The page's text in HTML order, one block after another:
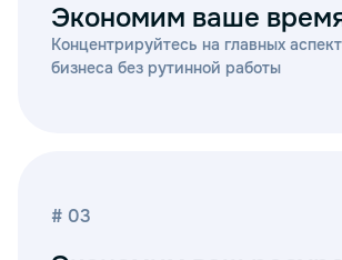
Экономим ваше
Концентрируйтесь на главных
бизнеса без рутинной работы
# 03